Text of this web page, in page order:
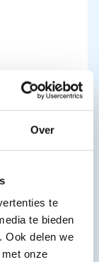
Over
te
te bieden
Ook delen we
onze